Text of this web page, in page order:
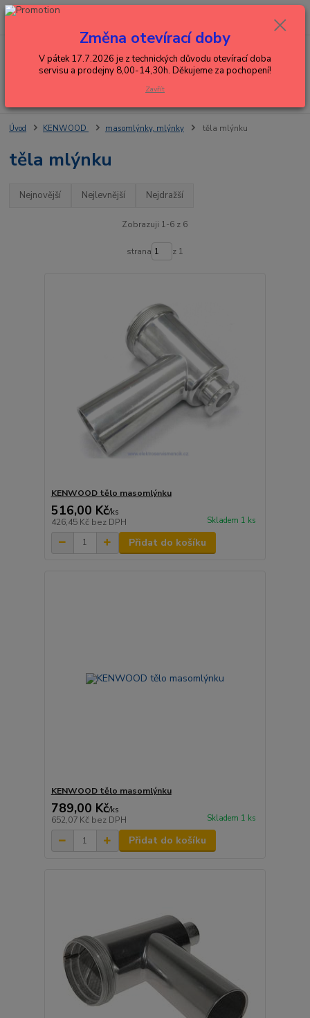
Menu
+420 602 288 130
0,00 Kč
Úvod KENWOOD masomlýnky, mlýnky těla mlýnku
těla mlýnku
Nejnovější Nejlevnější Nejdražší
Zobrazuji 1-6 z 6
strana z 1
KENWOOD tělo masomlýnku
516,00 Kč/ks
426,45 Kč bez DPH Skladem 1 ks
Přidat do košíku
KENWOOD tělo masomlýnku
789,00 Kč/ks
652,07 Kč bez DPH Skladem 1 ks
Přidat do košíku
Změna otevírací doby
V pátek 17.7.2026 je z technických důvodu otevírací doba
servisu a prodejny 8,00-14,30h. Děkujeme za pochopení!
Zavřít